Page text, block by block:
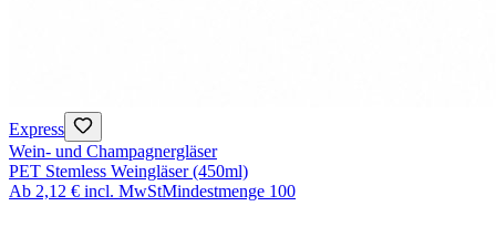
Express
Wein- und Champagnergläser
PET Stemless Weingläser (450ml)
Ab 2,12 € incl. MwStMindestmenge 100